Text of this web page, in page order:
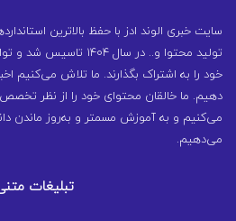
سایت خبری الوند ادز با حفظ بالاترین
تولید محتوا و.. در سال
خود را به اشتراک بگذارند. ما تلاش می‌کنیم
دهیم. ما خالقان محتوای خود را از نظر
می‌کنیم و به آموزش مسمتر و به‌روز ماندن
می‌دهیم.
تبلیغات